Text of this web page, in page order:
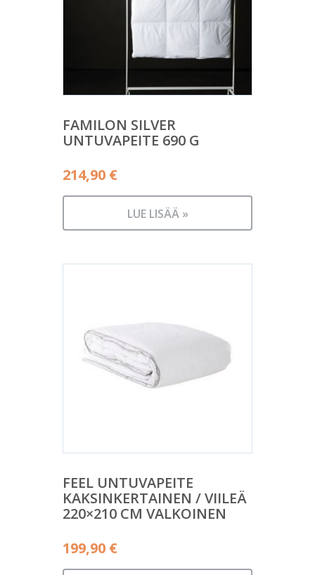
FAMILON SILVER
UNTUVAPEITE 690 G
214,90 €
LUE LISÄÄ »
FEEL UNTUVAPEITE
KAKSINKERTAINEN / VIILEÄ
220×210 CM VALKOINEN
199,90 €